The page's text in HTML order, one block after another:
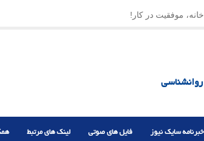
موفقیت در کار!
خبرنامه سایک نیوز فایل های صوتی لینک های مرتبط